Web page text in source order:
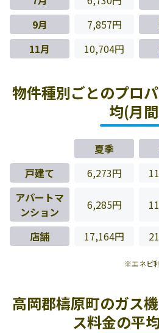
9月
7,857円
11月
10,704円
物件種別ごとのプロ
均(月
夏季
戸建て
6,273円
アパートマ
ンション
6,285円
店舗 17,164円
※エネピ
高岡郡檮原町のガス
ス料金の平